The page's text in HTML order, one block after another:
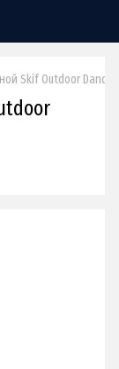
Skif Outdoor Dandy,